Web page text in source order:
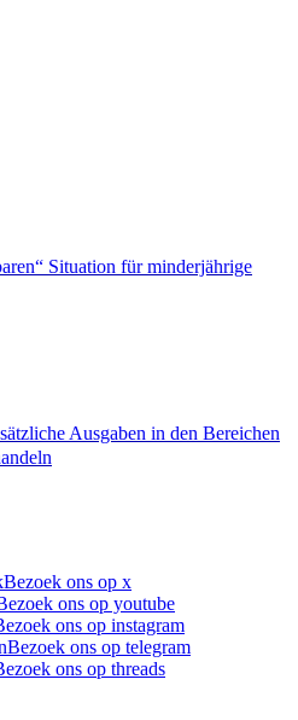
Situation für minderjährige
Ausgaben in den Bereichen
Bezoek ons op x
ons op youtube
ons op instagram
Bezoek ons op telegram
ons op threads